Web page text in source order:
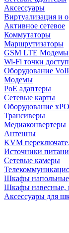
Аксессуары
Виртуализация и
Активное сетевое
Коммутаторы
Маршрутизаторы
GSM LTE Модемы
Wi-Fi точки
Оборудование
Модемы
PoE адаптеры
Сетевые карты
Оборудование
Трансиверы
Медиаконвертеры
Антенны
KVM
Источники
Сетевые камеры
Шкафы
Шкафы навесные,
Аксессуары для